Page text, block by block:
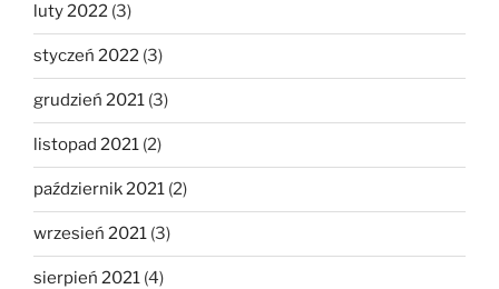
luty 2022 (3)
styczeń 2022 (3)
grudzień 2021 (3)
listopad 2021 (2)
październik 2021 (2)
wrzesień 2021 (3)
sierpień 2021 (4)